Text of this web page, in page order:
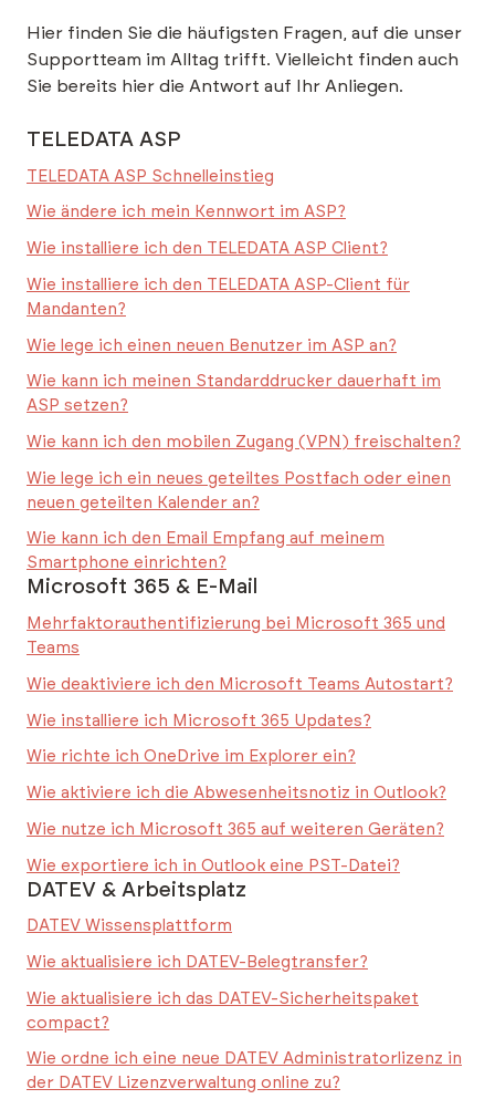
Hier finden Sie die häufigsten Fragen, auf die unser
Supportteam im Alltag trifft. Vielleicht finden auch
Sie bereits hier die Antwort auf Ihr Anliegen.
TELEDATA ASP
TELEDATA ASP Schnelleinstieg
Wie ändere ich mein Kennwort im ASP?
Wie installiere ich den TELEDATA ASP Client?
Wie installiere ich den TELEDATA ASP-Client für
Mandanten?
Wie lege ich einen neuen Benutzer im ASP an?
Wie kann ich meinen Standarddrucker dauerhaft im
ASP setzen?
Wie kann ich den mobilen Zugang (VPN) freischalten?
Wie lege ich ein neues geteiltes Postfach oder einen
neuen geteilten Kalender an?
Wie kann ich den Email Empfang auf meinem
Smartphone einrichten?
Microsoft 365 & E-Mail
Mehrfaktorauthentifizierung bei Microsoft 365 und
Teams
Wie deaktiviere ich den Microsoft Teams Autostart?
Wie installiere ich Microsoft 365 Updates?
Wie richte ich OneDrive im Explorer ein?
Wie aktiviere ich die Abwesenheitsnotiz in Outlook?
Wie nutze ich Microsoft 365 auf weiteren Geräten?
Wie exportiere ich in Outlook eine PST-Datei?
DATEV & Arbeitsplatz
DATEV Wissensplattform
Wie aktualisiere ich DATEV-Belegtransfer?
Wie aktualisiere ich das DATEV-Sicherheitspaket
compact?
Wie ordne ich eine neue DATEV Administratorlizenz in
der DATEV Lizenzverwaltung online zu?